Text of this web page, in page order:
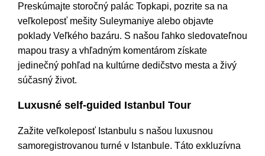
Preskúmajte storočný palác Topkapi, pozrite sa na
veľkoleposť mešity Suleymaniye alebo objavte
poklady Veľkého bazáru. S našou ľahko sledovateľnou
mapou trasy a vhľadným komentárom získate
jedinečný pohľad na kultúrne dedičstvo mesta a živý
súčasný život.
Luxusné self-guided Istanbul Tour
Zažite veľkoleposť Istanbulu s našou luxusnou
samoregistrovanou turné v Istanbule. Táto exkluzívna